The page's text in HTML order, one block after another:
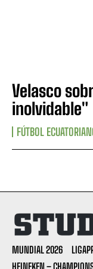
Velasco
inolvidable"
FÚTBOL
MUNDIAL 2026
HEINEKEN –